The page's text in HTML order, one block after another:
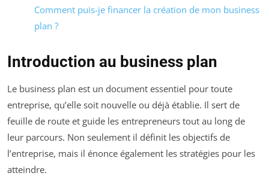
Comment puis-je financer la création de mon business
plan ?
Introduction au business plan
Le business plan est un document essentiel pour toute
entreprise, qu’elle soit nouvelle ou déjà établie. Il sert de
feuille de route et guide les entrepreneurs tout au long de
leur parcours. Non seulement il définit les objectifs de
l’entreprise, mais il énonce également les stratégies pour les
atteindre.